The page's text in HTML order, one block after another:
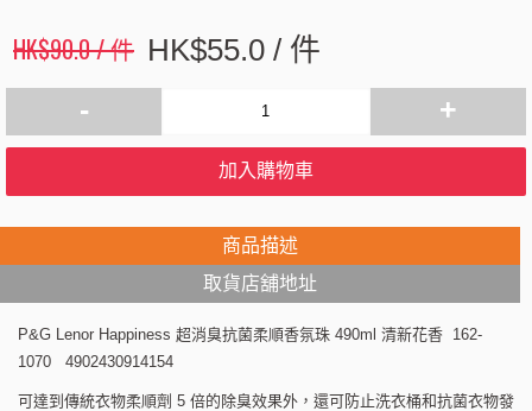
HK$90.0 / 件 HK$55.0 / 件
- +
加入購物車
商品描述
取貨店舖地址
P&G Lenor Happiness 超消臭抗菌柔順香氛珠 490ml 清新花香 162-
1070 4902430914154
可達到傳統衣物柔順劑 5 倍的除臭效果外，還可防止洗衣桶和抗菌衣物發